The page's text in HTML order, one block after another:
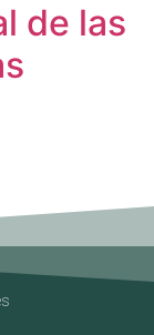
de las